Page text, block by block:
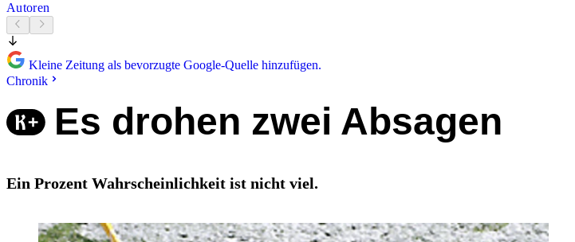
Autoren
Kleine Zeitung als bevorzugte Google-Quelle hinzufügen.
Chronik
Es drohen zwei Absagen
Ein Prozent Wahrscheinlichkeit ist nicht viel.